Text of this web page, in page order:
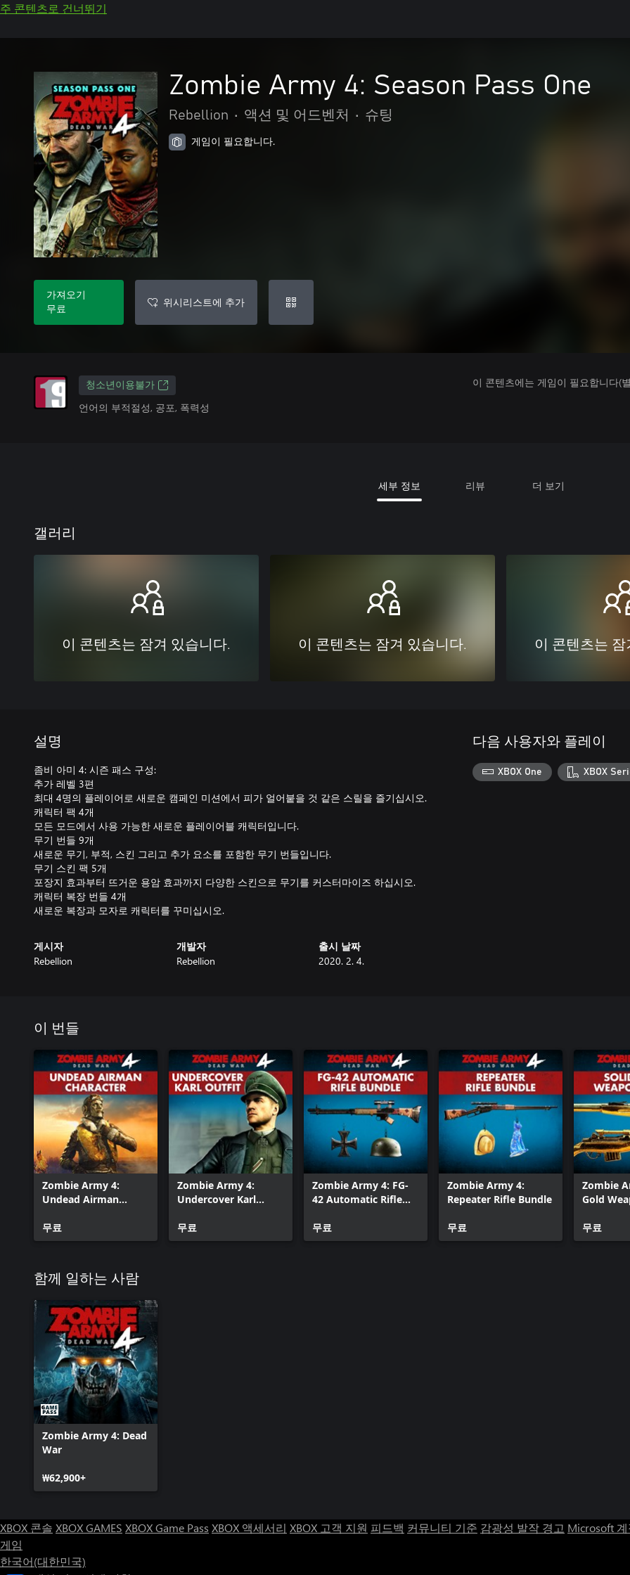
주 콘텐츠로 건너뛰기
Zombie Army 4: Season Pass One
Rebellion • 액션 및 어드벤처 • 슈팅
게임이 필요합니다.
가져오기
무료
위시리스트에 추가
청소년이용불가
언어의 부적절성, 공포, 폭력성
이 콘텐츠에는 게임이 필요합니다(
세부 정보 리뷰 더 보기
갤러리
이 콘텐츠는 잠겨 있습니다. 이 콘텐츠는 잠겨 있습니다. 이 콘텐츠는
설명
좀비 아미 4: 시즌 패스 구성:
추가 레벨 3편
최대 4명의 플레이어로 새로운 캠페인 미션에서 피가 얼어붙을 것 같은 스릴을 즐기십시오.
캐릭터 팩 4개
모든 모드에서 사용 가능한 새로운 플레이어블 캐릭터입니다.
무기 번들 9개
새로운 무기, 부적, 스킨 그리고 추가 요소를 포함한 무기 번들입니다.
무기 스킨 팩 5개
포장지 효과부터 뜨거운 용암 효과까지 다양한 스킨으로 무기를 커스터마이즈 하십시오.
캐릭터 복장 번들 4개
새로운 복장과 모자로 캐릭터를 꾸미십시오.
게시자
Rebellion
개발자
Rebellion
출시 날짜
2020. 2. 4.
다음 사용자와 플레이
XBOX One XBOX
이 번들
Zombie Army 4:
Undead Airman
무료
Zombie Army 4:
Undercover Karl
무료
Zombie Army 4: FG-
42 Automatic Rifle
무료
Zombie Army 4:
Repeater Rifle Bundle
무료
Zombie
Gold
무료
함께 일하는 사람
Zombie Army 4: Dead
War
₩62,900+
XBOX 콘솔 XBOX GAMES XBOX Game Pass XBOX 액세서리 XBOX 고객 지원 피드백 커뮤니티 기준 감광성 발작 경고 Microsoft
게임
한국어(대한민국)